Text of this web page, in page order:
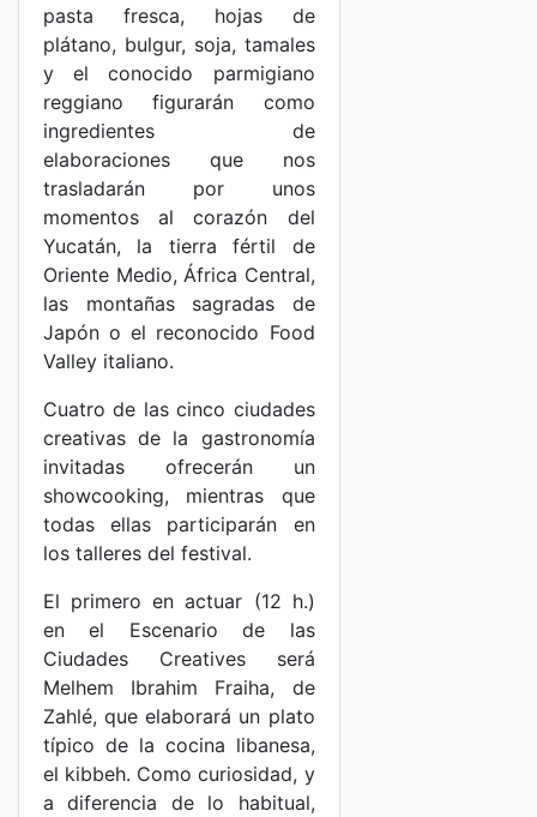
pasta fresca, hojas de
plátano, bulgur, soja, tamales
y el conocido parmigiano
reggiano figurarán como
ingredientes de
elaboraciones que nos
trasladarán por unos
momentos al corazón del
Yucatán, la tierra fértil de
Oriente Medio, África Central,
las montañas sagradas de
Japón o el reconocido Food
Valley italiano.
Cuatro de las cinco ciudades
creativas de la gastronomía
invitadas ofrecerán un
showcooking, mientras que
todas ellas participarán en
los talleres del festival.
El primero en actuar (12 h.)
en el Escenario de las
Ciudades Creatives será
Melhem Ibrahim Fraiha, de
Zahlé, que elaborará un plato
típico de la cocina libanesa,
el kibbeh. Como curiosidad, y
a diferencia de lo habitual,